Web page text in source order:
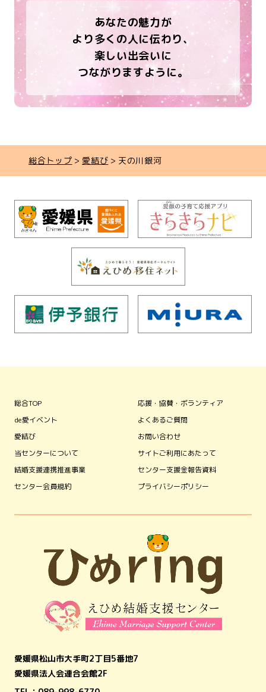
あなたの魅力が
より多くの人に伝わり、
楽しい出会いに
つながりますように。
総合トップ 愛結び 天の川銀河
総合TOP
de愛イベント
愛結び
当センターについて
結婚支援連携推進事業
センター会員規約
応援・協賛・ボランティア
よくあるご質問
お問い合わせ
サイトご利用にあたって
センター支援金報告資料
プライバシーポリシー
愛媛県松山市大手町2丁目5番地7
愛媛県法人会連合会館2F